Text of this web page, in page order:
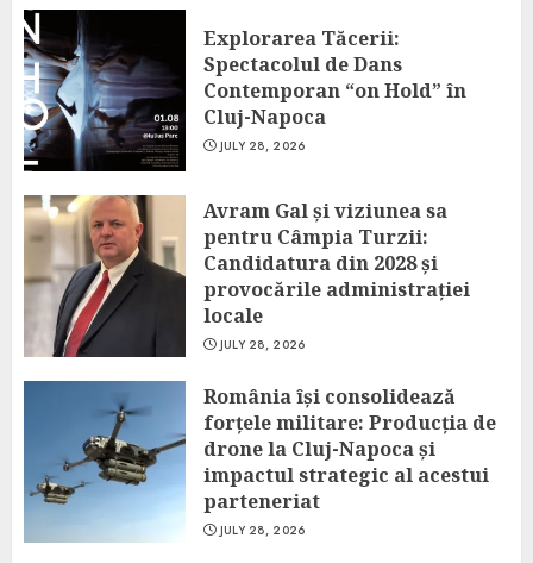
Explorarea Tăcerii:
Spectacolul de Dans
Contemporan “on Hold” în
Cluj-Napoca
JULY 28, 2026
Avram Gal și viziunea sa
pentru Câmpia Turzii:
Candidatura din 2028 și
provocările administrației
locale
JULY 28, 2026
România își consolidează
forțele militare: Producția de
drone la Cluj-Napoca și
impactul strategic al acestui
parteneriat
JULY 28, 2026